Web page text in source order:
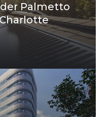
Palmetto